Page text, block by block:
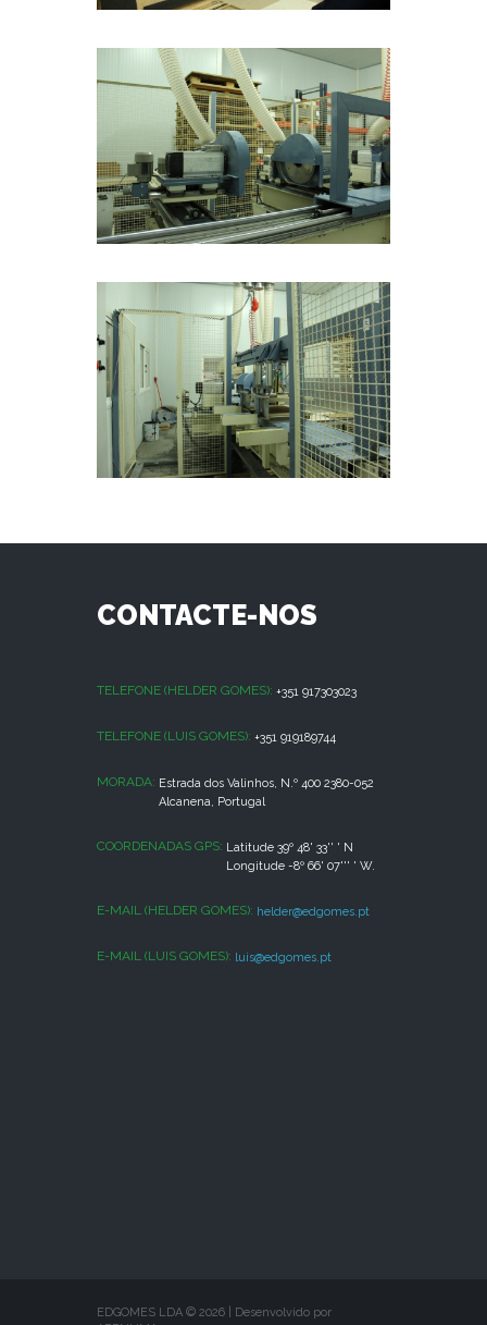
CONTACTE-NOS
TELEFONE (HELDER GOMES): +351 917303023
TELEFONE (LUIS GOMES): +351 919189744
MORADA: Estrada dos Valinhos, N.º 400 2380-052
Alcanena, Portugal
COORDENADAS GPS: Latitude 39º 48' 33'' ' N
Longitude -8º 66' 07''' ' W.
E-MAIL (HELDER GOMES): helder@edgomes.pt
E-MAIL (LUIS GOMES): luis@edgomes.pt
EDGOMES LDA © 2026
Desenvolvido por